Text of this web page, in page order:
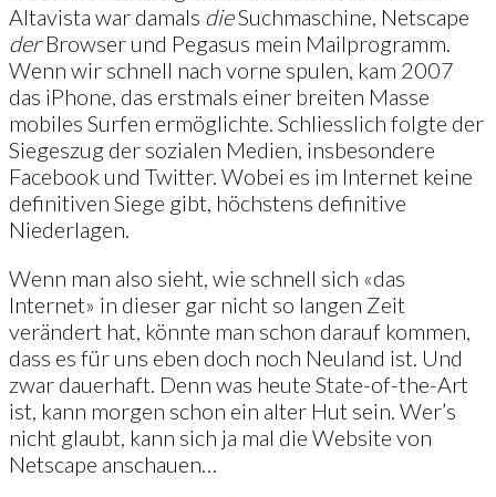
Altavista war damals dieSuchmaschine, Netscape
derBrowser und Pegasus mein Mailprogramm.
Wenn wir schnell nach vorne spulen, kam 2007
das iPhone, das erstmals einer breiten Masse
mobiles Surfen ermöglichte. Schliesslich folgte der
Siegeszug der sozialen Medien, insbesondere
Facebook und Twitter. Wobei es im Internet keine
definitiven Siege gibt, höchstens definitive
Niederlagen.
Wenn man also sieht, wie schnell sich «das
Internet» in dieser gar nicht so langen Zeit
verändert hat, könnte man schon darauf kommen,
dass es für uns eben doch noch Neuland ist. Und
zwar dauerhaft. Denn was heute State-of-the-Art
ist, kann morgen schon ein alter Hut sein. Wer’s
nicht glaubt, kann sich ja mal die Website von
Netscape anschauen…